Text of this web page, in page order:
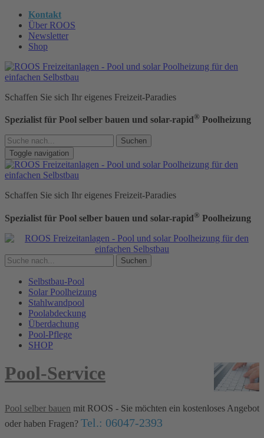
Kontakt
Über ROOS
Newsletter
Shop
Schaffen Sie sich Ihr eigenes Freizeit-Paradies
Spezialist für Pool selber bauen und solar-rapid® Poolheizung
Suchen
Toggle navigation
Schaffen Sie sich Ihr eigenes Freizeit-Paradies
Spezialist für Pool selber bauen und solar-rapid® Poolheizung
Suchen
Selbstbau-Pool
Solar Poolheizung
Stahlwandpool
Poolabdeckung
Überdachung
Pool-Pflege
SHOP
Pool-Service
Pool selber bauen mit ROOS - Sie möchten ein kostenloses Angebot
oder haben Fragen? Tel.: 06047-2393